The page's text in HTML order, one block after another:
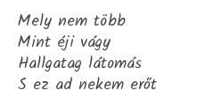
Mely nem több
Mint éji vágy
Hallgatag látomás
S ez ad nekem erőt